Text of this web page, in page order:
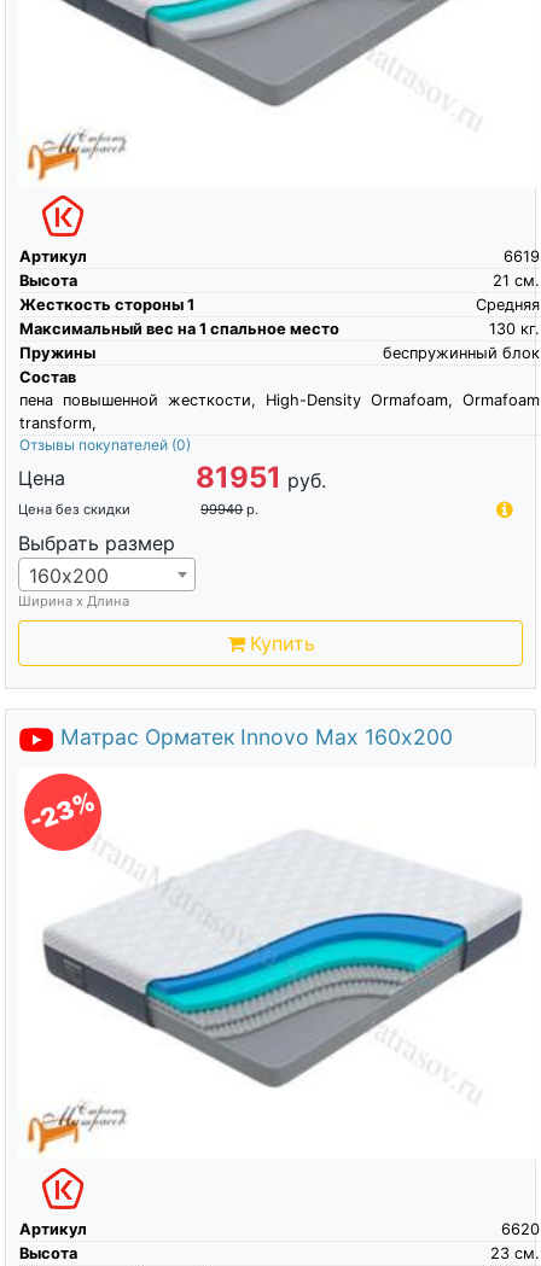
Артикул
6619
Высота
см.
21
Жесткость стороны 1
Средняя
Максимальный вес на 1 спальное место
кг.
130
Пружины
беспружинный блок
Состав
пена повышенной жесткости, High-Density Ormafoam, Ormafoam
transform,
Отзывы покупателей (0)
Цена 81951 руб.
Цена без скидки 99940 р.
Выбрать размер
160х200
Ширина х Длина
Купить
Матрас Орматек Innovo Max 160х200
-23%
Артикул
6620
Высота
см.
23